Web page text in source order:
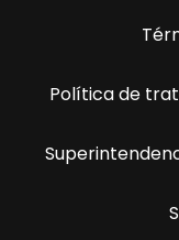
Política de